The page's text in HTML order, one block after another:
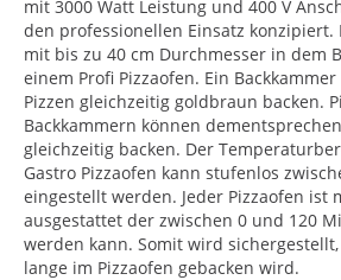
mit 3000 Watt Leistung und 400 V
den professionellen Einsatz konzipiert.
mit bis zu 40 cm Durchmesser in dem
einem Profi Pizzaofen. Ein
Pizzen gleichzeitig goldbraun backen.
Backkammern können
gleichzeitig backen. Der
Gastro Pizzaofen kann stufenlos
eingestellt werden. Jeder Pizzaofen ist
ausgestattet der zwischen 0 und 120
werden kann. Somit wird
lange im Pizzaofen gebacken wird.